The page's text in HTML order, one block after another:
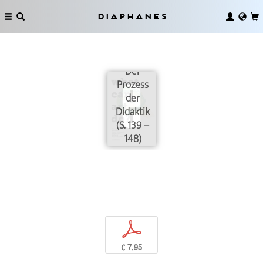
Diaphanes
Der
Prozess
der
Didaktik
(S. 139 –
148)
p
€ 7,95